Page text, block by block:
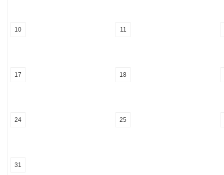
10 11
17 18
24 25
31